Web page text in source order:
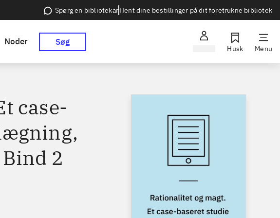
Spørg en bibliotekarHent dine bestillinger på dit foretrukne bibliotek
Noder Søg
Husk Menu
case-
2